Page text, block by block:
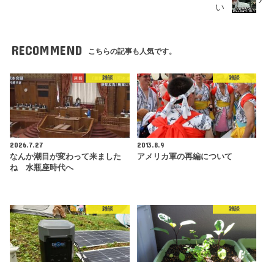
い
RECOMMEND こちらの記事も人気です。
雑談
2026.7.27
なんか潮目が変わって来ました
ね 水瓶座時代へ
雑談
2013.8.9
アメリカ軍の再編について
雑談 雑談